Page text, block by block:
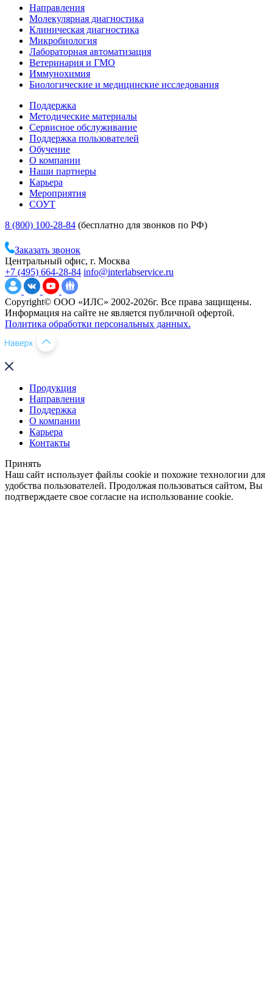
Направления
Молекулярная диагностика
Клиническая диагностика
Микробиология
Лабораторная автоматизация
Ветеринария и ГМО
Иммунохимия
Биологические и медицинские исследования
Поддержка
Методические материалы
Сервисное обслуживание
Поддержка пользователей
Обучение
О компании
Наши партнеры
Карьера
Мероприятия
СОУТ
8 (800) 100-28-84 (бесплатно для звонков по РФ)
Заказать звонок
Центральный офис, г. Москва
+7 (495) 664-28-84 info@interlabservice.ru
Copyright© ООО «ИЛС» 2002-2026г. Все права защищены.
Информация на сайте не является публичной офертой.
Политика обработки персональных данных.
Продукция
Направления
Поддержка
О компании
Карьера
Контакты
Принять
Наш сайт использует файлы cookie и похожие технологии для
удобства пользователей. Продолжая пользоваться сайтом, Вы
подтверждаете свое согласие на использование cookie.